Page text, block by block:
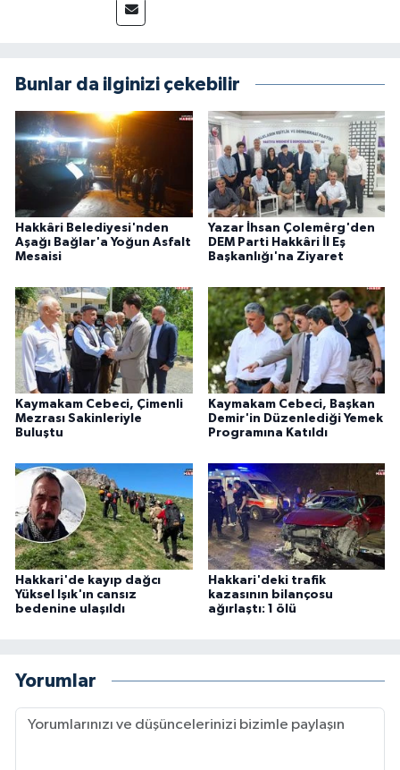
Bunlar da ilginizi çekebilir
Hakkâri Belediyesi'nden
Aşağı Bağlar'a Yoğun Asfalt
Mesaisi
Yazar İhsan Çolemêrg'den
DEM Parti Hakkâri İl Eş
Başkanlığı'na Ziyaret
Kaymakam Cebeci, Çimenli
Mezrası Sakinleriyle
Buluştu
Kaymakam Cebeci, Başkan
Demir'in Düzenlediği Yemek
Programına Katıldı
Hakkari'de kayıp dağcı
Yüksel Işık'ın cansız
bedenine ulaşıldı
Hakkari'deki trafik
kazasının bilançosu
ağırlaştı: 1 ölü
Yorumlar